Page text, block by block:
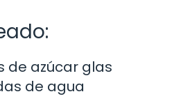
de azúcar glas
de agua